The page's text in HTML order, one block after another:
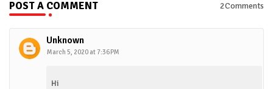
POST A COMMENT 2Comments
Unknown
March 5, 2020 at 7:36 PM
Hi